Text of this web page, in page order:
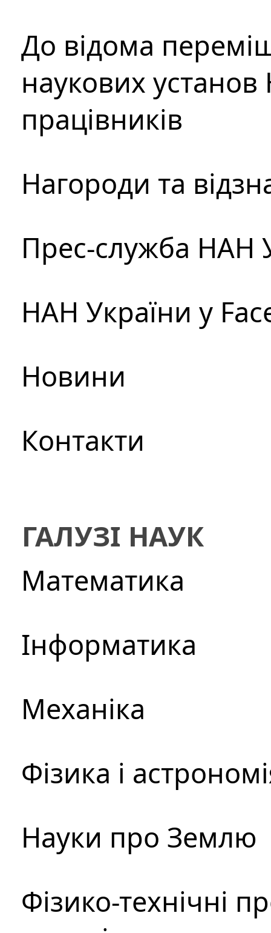
До відома
наукових установ
працівників
Нагороди та
Прес-служба НАН
НАН України у
Новини
Контакти
ГАЛУЗІ НАУК
Математика
Інформатика
Механіка
Фізика і
Науки про Землю
Фізико-технічні